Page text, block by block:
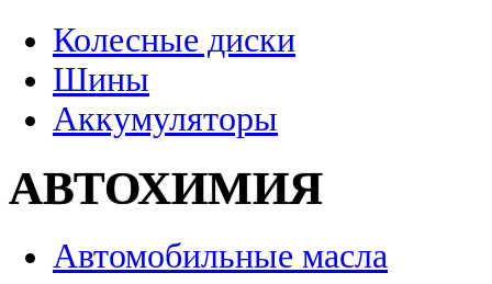
Колесные диски
Шины
Аккумуляторы
АВТОХИМИЯ
Автомобильные масла